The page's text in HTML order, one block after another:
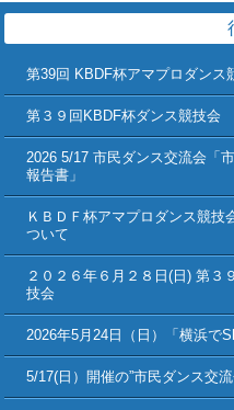
第39回 KBDF杯アマプロダンス
第３９回KBDF杯ダンス競技会
2026 5/17 市民ダンス交流会「
報告書」
ＫＢＤＦ杯アマプロダンス競技
ついて
２０２６年６月２８日(日) 第３
技会
2026年5月24日（日）「横浜で
5/17(日）開催の”市民ダンス交